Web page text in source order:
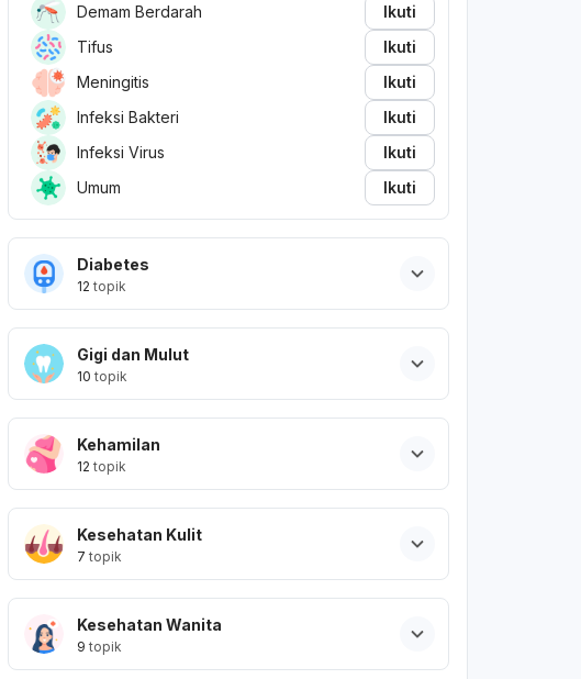
Demam Berdarah
Ikuti
Tifus
Ikuti
Meningitis
Ikuti
Infeksi Bakteri
Ikuti
Infeksi Virus
Ikuti
Umum
Ikuti
Diabetes
12 topik
Gigi dan Mulut
10 topik
Kehamilan
12 topik
Kesehatan Kulit
7 topik
Kesehatan Wanita
9 topik